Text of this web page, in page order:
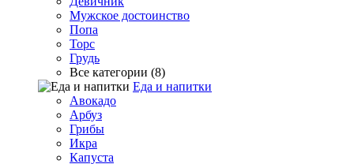
Мужское достоинство
Попа
Торс
Грудь
Все категории (8)
Еда и напитки
Авокадо
Арбуз
Грибы
Икра
Капуста